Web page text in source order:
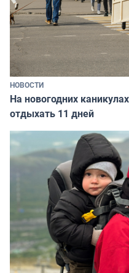
НОВОСТИ
На новогодних
отдыхать 11 дней